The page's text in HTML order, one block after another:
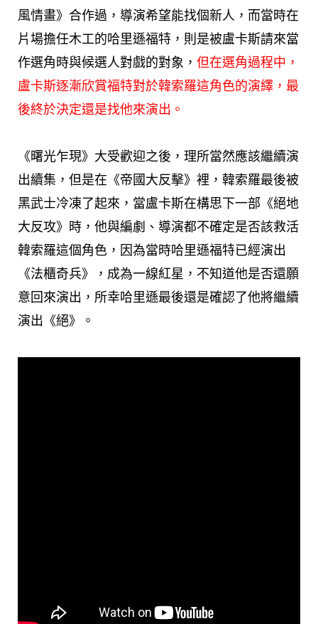
風情畫》合作過，導演希望能找個新人，而當時在
片場擔任木工的哈里遜福特，則是被盧卡斯請來當
作選角時與候選人對戲的對象， 但在選角過程中，
盧卡斯逐漸欣賞福特對於韓索羅這角色的演繹，最
後終於決定還是找他來演出。
《曙光乍現》大受歡迎之後，理所當然應該繼續演
出續集，但是在《帝國大反擊》裡，韓索羅最後被
黑武士冷凍了起來，當盧卡斯在構思下一部《絕地
大反攻》時，他與編劇、導演都不確定是否該救活
韓索羅這個角色，因為當時哈里遜福特已經演出
《法櫃奇兵》，成為一線紅星，不知道他是否還願
意回來演出，所幸哈里遜最後還是確認了他將繼續
演出《絕》。